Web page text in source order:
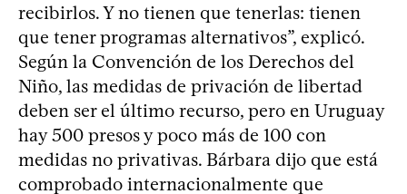
recibirlos. Y no tienen que tenerlas: tienen
que tener programas alternativos”, explicó.
Según la Convención de los Derechos del
Niño, las medidas de privación de libertad
deben ser el último recurso, pero en Uruguay
hay 500 presos y poco más de 100 con
medidas no privativas. Bárbara dijo que está
comprobado internacionalmente que